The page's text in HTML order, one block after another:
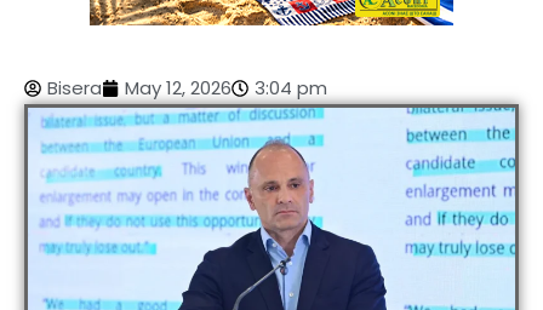
Bisera May 12, 2026 3:04 pm